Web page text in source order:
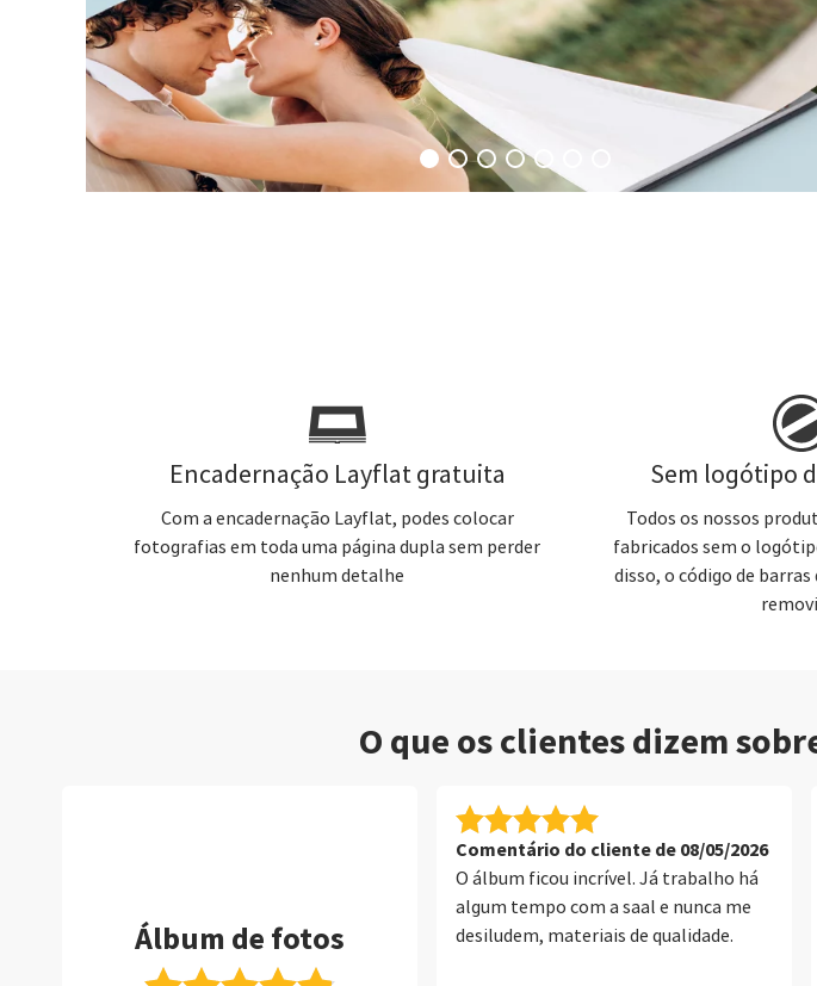
Encadernação Layflat gratuita
Com a encadernação Layflat, podes colocar
fotografias em toda uma página dupla sem perder
nenhum detalhe
Sem logótipo
Todos os nossos
fabricados sem o
disso, o código de
O que os clientes dizem
Álbum de fotos
Comentário do cliente de 08/05/2026
O álbum ficou incrível. Já trabalho há
algum tempo com a saal e nunca me
desiludem, materiais de qualidade.